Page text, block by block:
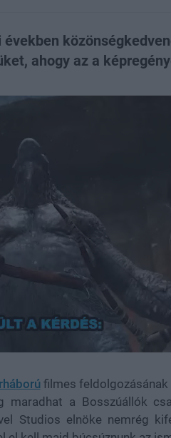
ahogy az a
filmes feldolgozásának
maradhat a Bosszúállók
Studios elnöke nemrég